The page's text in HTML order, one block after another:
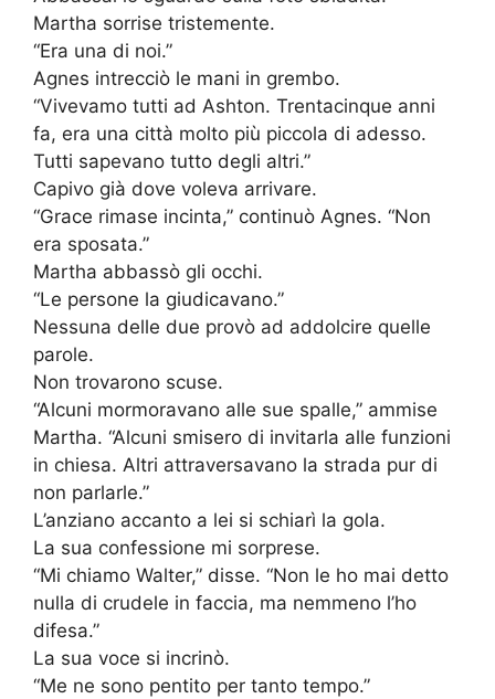
Martha sorrise tristemente.
“Era una di noi.”
Agnes intrecciò le mani in grembo.
“Vivevamo tutti ad Ashton. Trentacinque anni
fa, era una città molto più piccola di adesso.
Tutti sapevano tutto degli altri.”
Capivo già dove voleva arrivare.
“Grace rimase incinta,” continuò Agnes. “Non
era sposata.”
Martha abbassò gli occhi.
“Le persone la giudicavano.”
Nessuna delle due provò ad addolcire quelle
parole.
Non trovarono scuse.
“Alcuni mormoravano alle sue spalle,” ammise
Martha. “Alcuni smisero di invitarla alle funzioni
in chiesa. Altri attraversavano la strada pur di
non parlarle.”
L’anziano accanto a lei si schiarì la gola.
La sua confessione mi sorprese.
“Mi chiamo Walter,” disse. “Non le ho mai detto
nulla di crudele in faccia, ma nemmeno l’ho
difesa.”
La sua voce si incrinò.
“Me ne sono pentito per tanto tempo.”